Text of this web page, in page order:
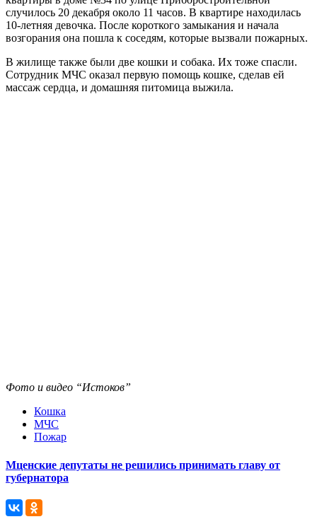
случилось 20 декабря около 11 часов. В квартире находилась
10-летняя девочка. После короткого замыкания и начала
возгорания она пошла к соседям, которые вызвали пожарных.
В жилище также были две кошки и собака. Их тоже спасли.
Сотрудник МЧС оказал первую помощь кошке, сделав ей
массаж сердца, и домашняя питомица выжила.
Фото и видео “Истоков”
Кошка
МЧС
Пожар
Мценские депутаты не решились принимать главу от
губернатора